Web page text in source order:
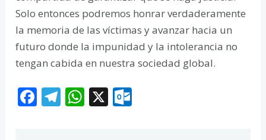
Solo entonces podremos honrar verdaderamente
la memoria de las víctimas y avanzar hacia un
futuro donde la impunidad y la intolerancia no
tengan cabida en nuestra sociedad global.
F T W X